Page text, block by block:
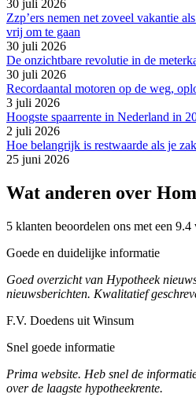
30 juli 2026
Zzp’ers nemen net zoveel vakantie
vrij om te gaan
30 juli 2026
De onzichtbare revolutie in de
30 juli 2026
Recordaantal motoren op de weg,
3 juli 2026
Hoogste spaarrente in Nederland in
2 juli 2026
Hoe belangrijk is restwaarde als je
25 juni 2026
Wat anderen over
5 klanten beoordelen ons met een 9.4
Goede en duidelijke informatie
Goed overzicht van Hypotheek
nieuwsberichten. Kwalitatief
F.V. Doedens uit Winsum
Snel goede informatie
Prima website. Heb snel de
over de laagste hypotheekrente.